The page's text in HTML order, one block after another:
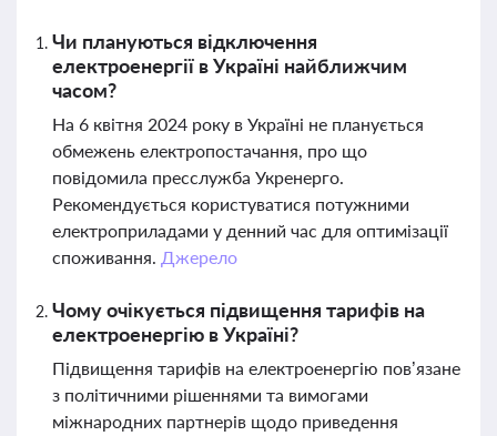
Чи плануються відключення
електроенергії в Україні найближчим
часом?
На 6 квітня 2024 року в Україні не планується
обмежень електропостачання, про що
повідомила пресслужба Укренерго.
Рекомендується користуватися потужними
електроприладами у денний час для оптимізації
споживання. Джерело
Чому очікується підвищення тарифів на
електроенергію в Україні?
Підвищення тарифів на електроенергію пов’язане
з політичними рішеннями та вимогами
міжнародних партнерів щодо приведення